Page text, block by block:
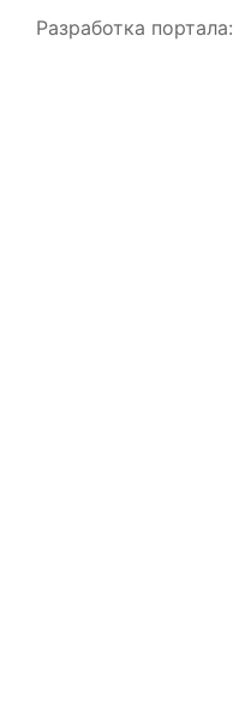
Разработка портала: